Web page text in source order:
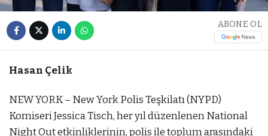
ABONE OL
Hasan Çelik
NEW YORK – New York Polis Teşkilatı (NYPD)
Komiseri Jessica Tisch, her yıl düzenlenen National
Night Out etkinliklerinin, polis ile toplum arasındaki